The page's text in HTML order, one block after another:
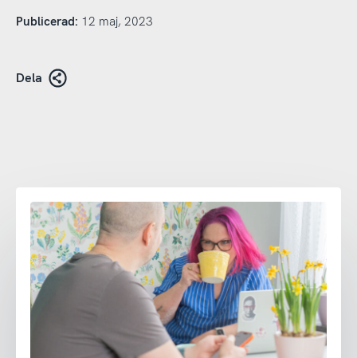
Publicerad: 12 maj, 2023
Dela